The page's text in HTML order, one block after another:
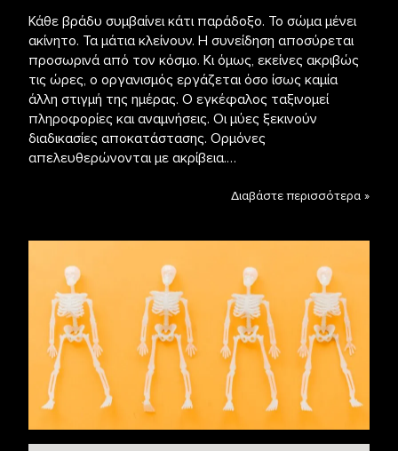
Κάθε βράδυ συμβαίνει κάτι παράδοξο. Το σώμα μένει
ακίνητο. Τα μάτια κλείνουν. Η συνείδηση αποσύρεται
προσωρινά από τον κόσμο. Κι όμως, εκείνες ακριβώς
τις ώρες, ο οργανισμός εργάζεται όσο ίσως καμία
άλλη στιγμή της ημέρας. Ο εγκέφαλος ταξινομεί
πληροφορίες και αναμνήσεις. Οι μύες ξεκινούν
διαδικασίες αποκατάστασης. Ορμόνες
απελευθερώνονται με ακρίβεια.…
Διαβάστε περισσότερα »